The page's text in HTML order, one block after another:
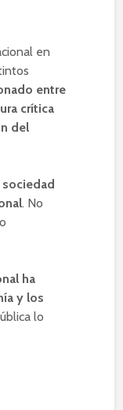
en
entre
crítica
del
. No
ha
y los
lo